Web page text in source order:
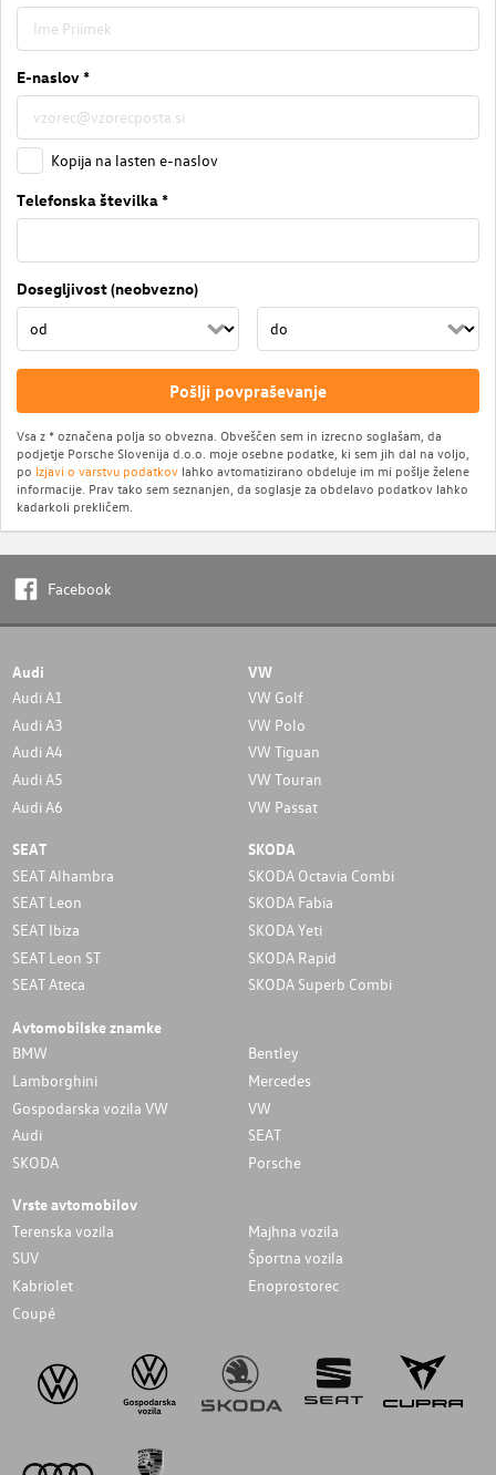
E-naslov *
Kopija na lasten e-naslov
Telefonska številka *
Dosegljivost (neobvezno)
Pošlji povpraševanje
Vsa z * označena polja so obvezna. Obveščen sem in izrecno soglašam, da
podjetje Porsche Slovenija d.o.o. moje osebne podatke, ki sem jih dal na voljo,
po Izjavi o varstvu podatkov lahko avtomatizirano obdeluje im mi pošlje želene
informacije. Prav tako sem seznanjen, da soglasje za obdelavo podatkov lahko
kadarkoli prekličem.
Facebook
Audi
Audi A1
Audi A3
Audi A4
Audi A5
Audi A6
VW
VW Golf
VW Polo
VW Tiguan
VW Touran
VW Passat
SEAT
SEAT Alhambra
SEAT Leon
SEAT Ibiza
SEAT Leon ST
SEAT Ateca
SKODA
SKODA Octavia Combi
SKODA Fabia
SKODA Yeti
SKODA Rapid
SKODA Superb Combi
Avtomobilske znamke
BMW
Bentley
Lamborghini
Mercedes
Gospodarska vozila VW
VW
Audi
SEAT
SKODA
Porsche
Vrste avtomobilov
Terenska vozila
Majhna vozila
SUV
Športna vozila
Kabriolet
Enoprostorec
Coupé